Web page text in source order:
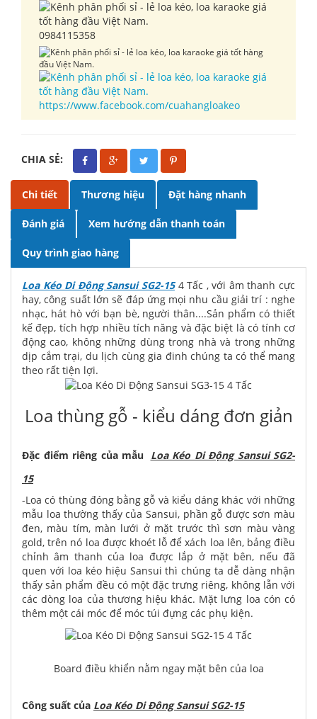
0984115358
https://www.facebook.com/cuahangloakeo
CHIA SẺ:
Chi tiết Thương hiệu Đặt hàng nhanh
Đánh giá Xem hướng dẫn thanh toán
Quy trình giao hàng
Loa Kéo Di Động Sansui SG2-15 4 Tấc , với âm thanh cực
hay, công suất lớn sẽ đáp ứng mọi nhu cầu giải trí : nghe
nhạc, hát hò với bạn bè, người thân....Sản phẩm có thiết
kế đẹp, tích hợp nhiều tích năng và đặc biệt là có tính cơ
động cao, không những dùng trong nhà và trong những
dịp cắm trại, du lịch cùng gia đinh chúng ta có thể mang
theo rất tiện lợi.
Loa thùng gỗ - kiểu dáng đơn giản
Đặc điểm riêng của mẫu
Loa Kéo Di Động Sansui SG2-
15
-Loa có thùng đóng bằng gỗ và kiểu dáng khác với những
mẫu loa thường thấy của Sansui, phần gỗ được sơn màu
đen, màu tím, màn lưới ở mặt trước thì sơn màu vàng
gold, trên nó loa được khoét lỗ để xách loa lên, bảng điều
chỉnh âm thanh của loa được lắp ở mặt bên, nếu đã
quen với loa kéo hiệu Sansui thì chúng ta dễ dàng nhận
thấy sản phẩm đều có một đặc trưng riêng, không lẫn với
các dòng loa của thương hiệu khác. Mặt lưng loa cón có
thêm một cái móc để móc túi đựng các phụ kiện.
Board điều khiển nằm ngay mặt bên của loa
Công suất của Loa Kéo Di Động Sansui SG2-15